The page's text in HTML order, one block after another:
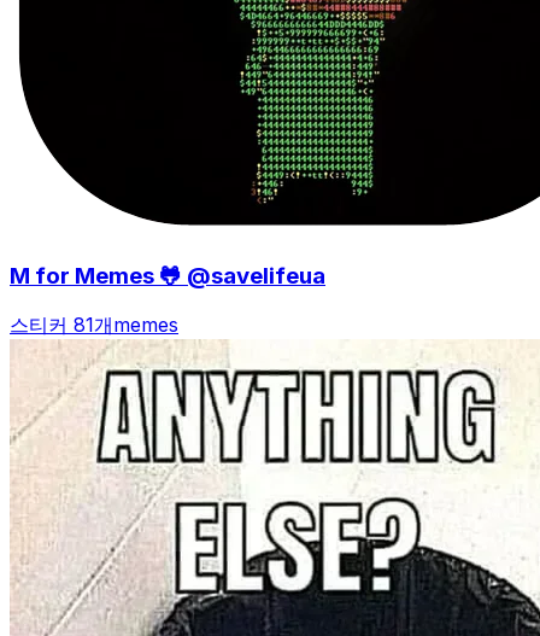
M for Memes 🐸 @savelifeua
스티커 81개memes